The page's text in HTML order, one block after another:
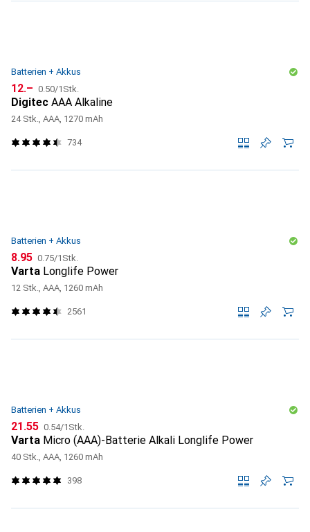
Batterien + Akkus
CHF
12.– CHF
0.50/1Stk.
Digitec AAA Alkaline
24 Stk., AAA, 1270 mAh
734
Batterien + Akkus
CHF
8.95 CHF
0.75/1Stk.
Varta Longlife Power
12 Stk., AAA, 1260 mAh
2561
Batterien + Akkus
CHF
21.55 CHF
0.54/1Stk.
Varta Micro (AAA)-Batterie Alkali Longlife Power
40 Stk., AAA, 1260 mAh
398